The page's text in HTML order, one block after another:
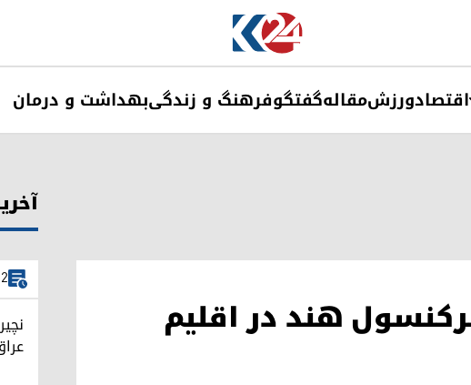
اقتصادورزشمقالهگفتگوفرهنگ و زندگیبهداشت و درمان
هند در اقلیم
2 ساعت پیش